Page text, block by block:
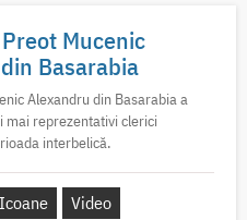
Mucenic
Basarabia
Alexandru din Basarabia a
mai reprezentativi clerici
interbelică.
Icoane
Video